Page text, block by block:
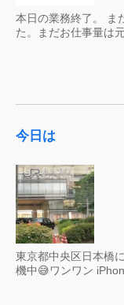
本日の業務終了。 ま
た。まだお仕事量は
今日は
東京都中央区日本橋
機中😅ワンワン